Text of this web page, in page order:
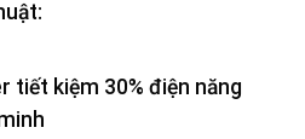
tiết kiệm 30% điện năng